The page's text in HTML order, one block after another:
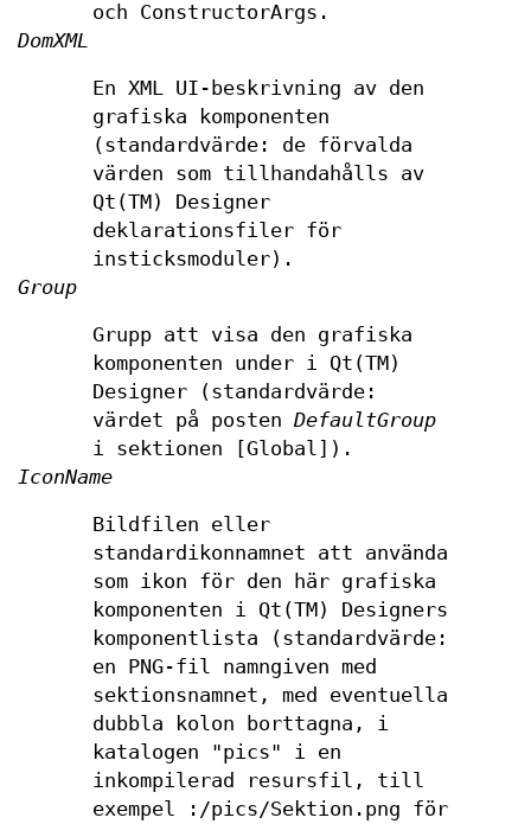
och ConstructorArgs.
DomXML
En XML UI-beskrivning av den
grafiska komponenten
(standardvärde: de förvalda
värden som tillhandahålls av
Qt(TM) Designer
deklarationsfiler för
insticksmoduler).
Group
Grupp att visa den grafiska
komponenten under i Qt(TM)
Designer (standardvärde:
värdet på postenDefaultGroup
i sektionen [Global]).
IconName
Bildfilen eller
standardikonnamnet att använda
som ikon för den här grafiska
komponenten i Qt(TM) Designers
komponentlista (standardvärde:
en PNG-fil namngiven med
sektionsnamnet, med eventuella
dubbla kolon borttagna, i
katalogen "pics" i en
inkompilerad resursfil, till
exempel :/pics/Sektion.png för